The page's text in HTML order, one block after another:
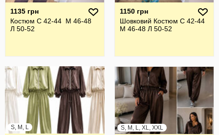
1135 грн
Костюм С 42-44 М 46-48
Л 50-52
1150 грн
Шовковий Костюм С 42-44
М 46-48 Л 50-52
S, M, L S, M, L, XL, XXL